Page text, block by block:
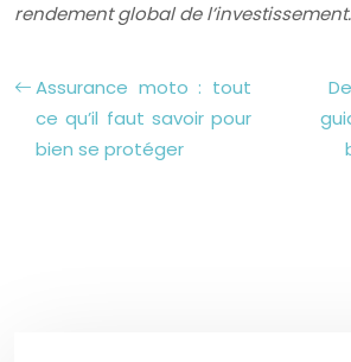
rendement global de l’investissement.
Assurance moto : tout
ce qu’il faut savoir pour
bien se protéger